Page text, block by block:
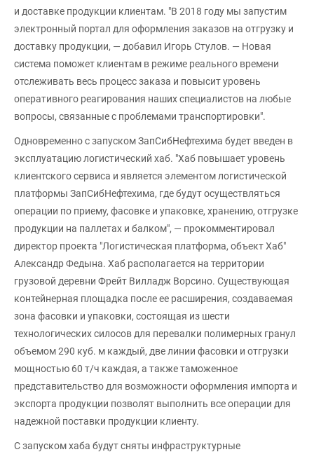
и доставке продукции клиентам. "В 2018 году мы запустим
электронный портал для оформления заказов на отгрузку и
доставку продукции, — добавил Игорь Стулов. — Новая
система поможет клиентам в режиме реального времени
отслеживать весь процесс заказа и повысит уровень
оперативного реагирования наших специалистов на любые
вопросы, связанные с проблемами транспортировки".
Одновременно с запуском ЗапСибНефтехима будет введен в
эксплуатацию логистический хаб. "Хаб повышает уровень
клиентского сервиса и является элементом логистической
платформы ЗапСибНефтехима, где будут осуществляться
операции по приему, фасовке и упаковке, хранению, отгрузке
продукции на паллетах и балком", — прокомментировал
директор проекта "Логистическая платформа, объект Хаб"
Александр Федына. Хаб располагается на территории
грузовой деревни Фрейт Вилладж Ворсино. Существующая
контейнерная площадка после ее расширения, создаваемая
зона фасовки и упаковки, состоящая из шести
технологических силосов для перевалки полимерных гранул
объемом 290 куб. м каждый, две линии фасовки и отгрузки
мощностью 60 т/ч каждая, а также таможенное
представительство для возможности оформления импорта и
экспорта продукции позволят выполнить все операции для
надежной поставки продукции клиенту.
С запуском хаба будут сняты инфраструктурные